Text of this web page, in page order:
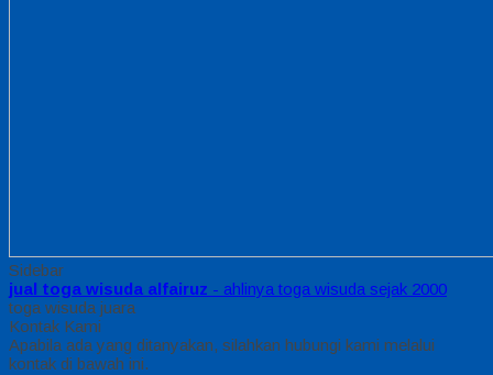
Sidebar
jual toga wisuda alfairuz - ahlinya toga wisuda sejak 2000
toga wisuda juara
Kontak Kami
Apabila ada yang ditanyakan, silahkan hubungi kami melalui
kontak di bawah ini.